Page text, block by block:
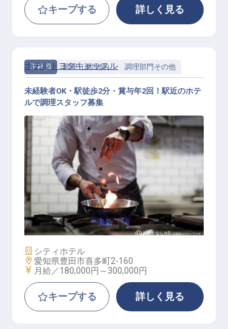
キープする 詳しく見る
正社員 調理（調理師） 調理部門その他
調理部門その他 / 正社員
ホテルトヨタキャッスル
未経験者OK・駅徒歩2分・賞与年2回！駅近のホテ
ルで調理スタッフ募集
施設業態
シティホテル
勤務地
愛知県豊田市喜多町2-160
給与
月給／180,000円～ 300,000円
キープする 詳しく見る